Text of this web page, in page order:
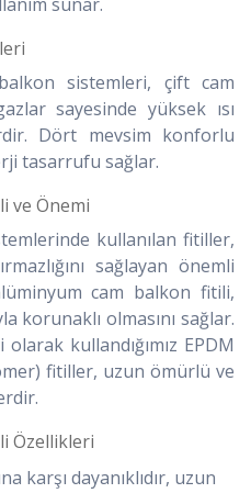
sistemleri, çift cam
sayesinde yüksek ısı
Dört mevsim konforlu
tasarrufu sağlar.
ve Önemi
kullanılan fitiller,
sağlayan önemli
cam balkon fitili,
korunaklı olmasını sağlar.
kullandığımız EPDM
fitiller, uzun ömürlü ve
Özellikleri
karşı dayanıklıdır, uzun